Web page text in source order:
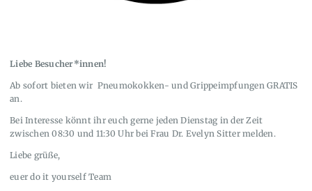
Liebe Besucher*innen!
Ab sofort bieten wir Pneumokokken- und Grippeimpfungen GRATIS
an.
Bei Interesse könnt ihr euch gerne jeden Dienstag in der Zeit
zwischen 08:30 und 11:30 Uhr bei Frau Dr. Evelyn Sitter melden.
Liebe grüße,
euer do it yourself Team